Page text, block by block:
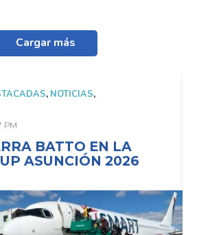
Cargar más
, NOTICIAS,
PM
BATTO EN LA
ASUNCIÓN 2026